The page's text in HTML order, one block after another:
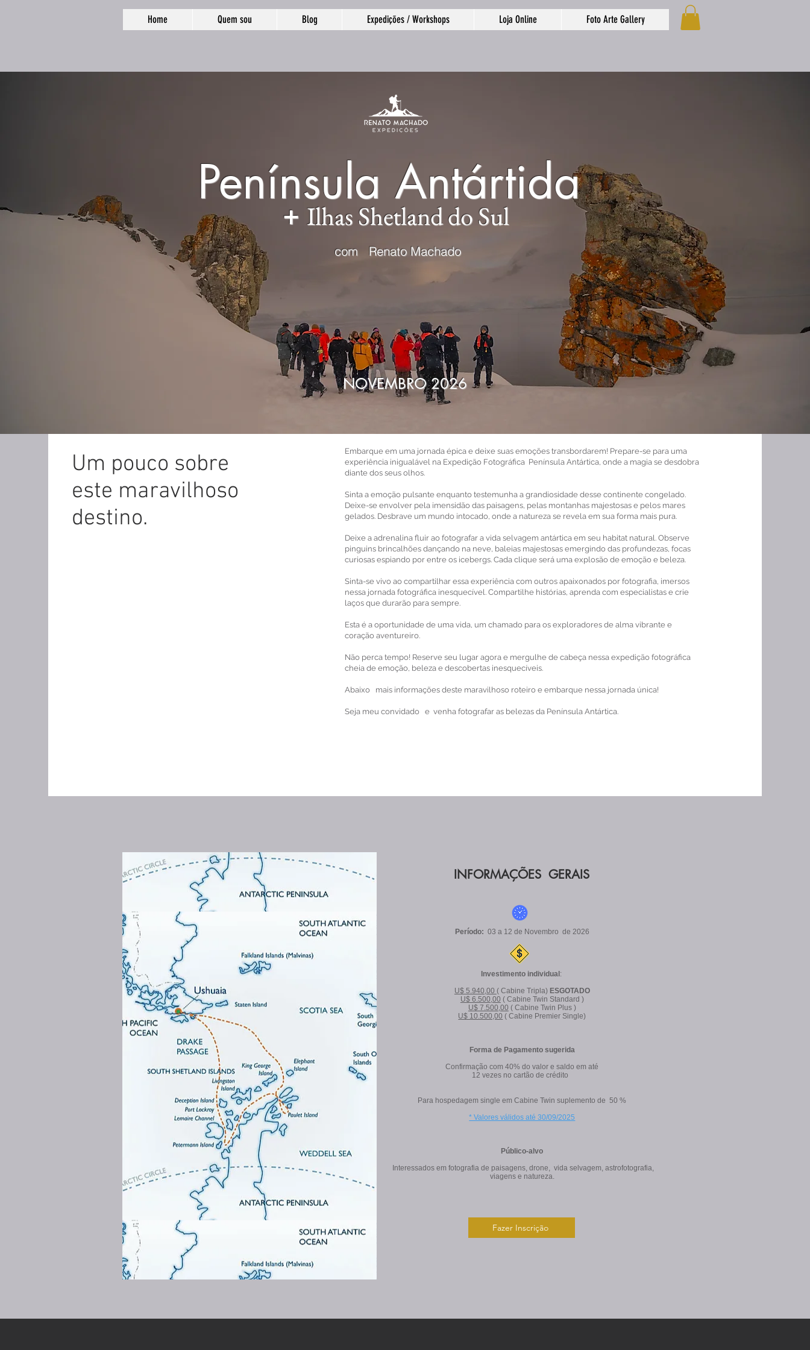
Home Quem sou Blog Expedições / Workshops Loja Online Foto Arte Gallery
Península Antártida
Ilhas Shetland do Sul
+
com Renato Machado
NOVEMBRO 2026
Um pouco sobre
este maravilhoso
destino.
Embarque em uma jornada épica e deixe suas emoções transbordarem! Prepare-se para uma
experiência inigualável na Expedição Fotográfica Península Antártica, onde a magia se desdobra
diante dos seus olhos.
Sinta a emoção pulsante enquanto testemunha a grandiosidade desse continente congelado.
Deixe-se envolver pela imensidão das paisagens, pelas montanhas majestosas e pelos mares
gelados. Desbrave um mundo intocado, onde a natureza se revela em sua forma mais pura.
Deixe a adrenalina fluir ao fotografar a vida selvagem antártica em seu habitat natural. Observe
pinguins brincalhões dançando na neve, baleias majestosas emergindo das profundezas, focas
curiosas espiando por entre os icebergs. Cada clique será uma explosão de emoção e beleza.
Sinta-se vivo ao compartilhar essa experiência com outros apaixonados por fotografia, imersos
nessa jornada fotográfica inesquecível. Compartilhe histórias, aprenda com especialistas e crie
laços que durarão para sempre.
Esta é a oportunidade de uma vida, um chamado para os exploradores de alma vibrante e
coração aventureiro.
Não perca tempo! Reserve seu lugar agora e mergulhe de cabeça nessa expedição fotográfica
cheia de emoção, beleza e descobertas inesquecíveis.
Abaixo mais informações deste maravilhoso roteiro e embarque nessa jornada única!
Seja meu convidado e venha fotografar as belezas da Península Antártica.
INFORMAÇÕES GERAIS
Período: 03 a 12 de Novembro de 2026
Investimento individual:
U$ 5.940,00 ( Cabine Tripla) ESGOTADO
U$ 6.500,00 ( Cabine Twin Standard )
U$ 7.500,00 ( Cabine Twin Plus )
U$ 10.500,00 ( Cabine Premier Single)
Forma de Pagamento sugerida
Confirmação com 40% do valor e saldo em até
12 vezes no cartão de crédito
Para hospedagem single em Cabine Twin suplemento de 50 %
* Valores válidos até 30/09/2025
Público-alvo
Interessados em fotografia de paisagens, drone, vida selvagem, astrofotografia,
viagens e natureza.
Fazer Inscrição